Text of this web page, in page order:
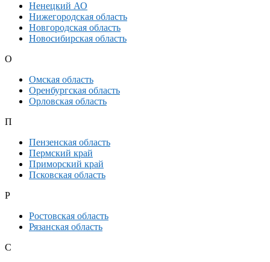
Ненецкий АО
Нижегородская область
Новгородская область
Новосибирская область
О
Омская область
Оренбургская область
Орловская область
П
Пензенская область
Пермский край
Приморский край
Псковская область
Р
Ростовская область
Рязанская область
С